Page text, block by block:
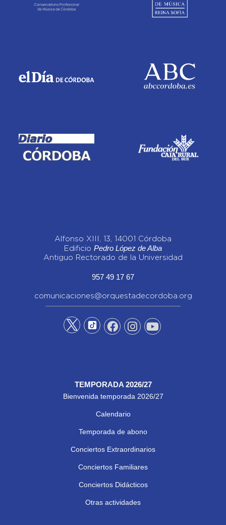
Alfonso XIII, 13, 14001 Córdoba
Edificio Pedro López de Alba
Antiguo Rectorado de la Universidad
957 49 17 67
comunicaciones@orquestadecordoba.org
TEMPORADA 2026/27
Bienvenida temporada 2026/27
Calendario
Temporada de abono
Conciertos Extraordinarios
Conciertos Familiares
Conciertos Didácticos
Otras actividades